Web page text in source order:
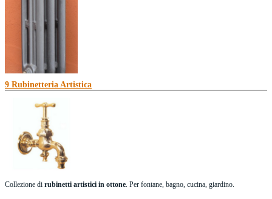
Termosifoni e caloriferi
Termosifoniin fusione di ghisa vintage decorati in stile Tiffany e Liberty. ...
9 Rubinetteria Artistica
Collezione di rubinetti artistici in ottone. Per fontane, bagno, cucina, giardino.